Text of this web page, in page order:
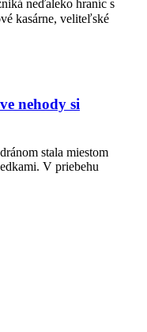
neďaleko hraníc s
kasárne, veliteľské
nehody si
stala miestom
V priebehu